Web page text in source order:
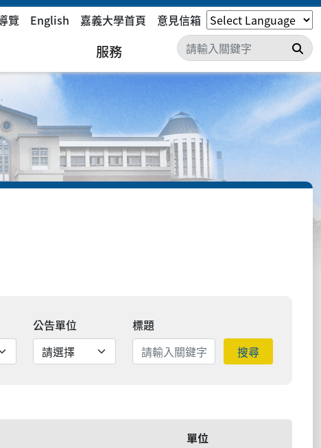
覽 English 嘉義大學首頁 意見信箱
服務 搜
公告單位
標題
搜尋
單位